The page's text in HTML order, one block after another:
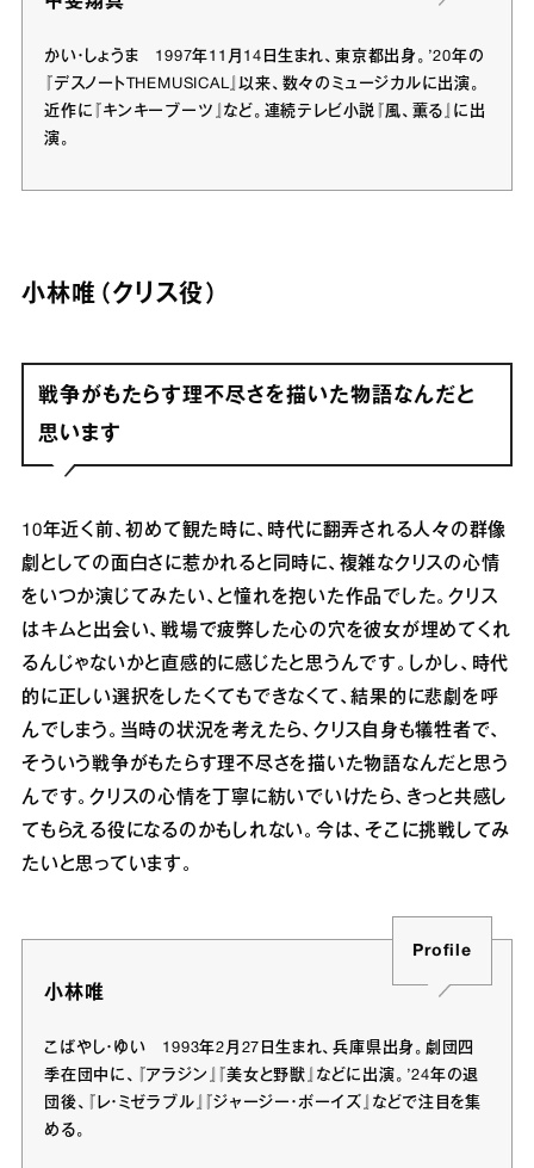
かい・しょうま 1997年11月14日生まれ、東京都出身。’20年の
『デスノートTHEMUSICAL』以来、数々のミュージカルに出演。
近作に『キンキーブーツ』など。連続テレビ小説『風、薫る』に出
演。
小林唯（クリス役）
戦争がもたらす理不尽さを描いた物語なんだと
思います
10年近く前、初めて観た時に、時代に翻弄される人々の群像
劇としての面白さに惹かれると同時に、複雑なクリスの心情
をいつか演じてみたい、と憧れを抱いた作品でした。クリス
はキムと出会い、戦場で疲弊した心の穴を彼女が埋めてくれ
るんじゃないかと直感的に感じたと思うんです。しかし、時代
的に正しい選択をしたくてもできなくて、結果的に悲劇を呼
んでしまう。当時の状況を考えたら、クリス自身も犠牲者で、
そういう戦争がもたらす理不尽さを描いた物語なんだと思う
んです。クリスの心情を丁寧に紡いでいけたら、きっと共感し
てもらえる役になるのかもしれない。今は、そこに挑戦してみ
たいと思っています。
Profile
小林唯
こばやし・ゆい 1993年2月27日生まれ、兵庫県出身。劇団四
季在団中に、『アラジン』『美女と野獣』などに出演。’24年の退
団後、『レ・ミゼラブル』『ジャージー・ボーイズ』などで注目を集
める。